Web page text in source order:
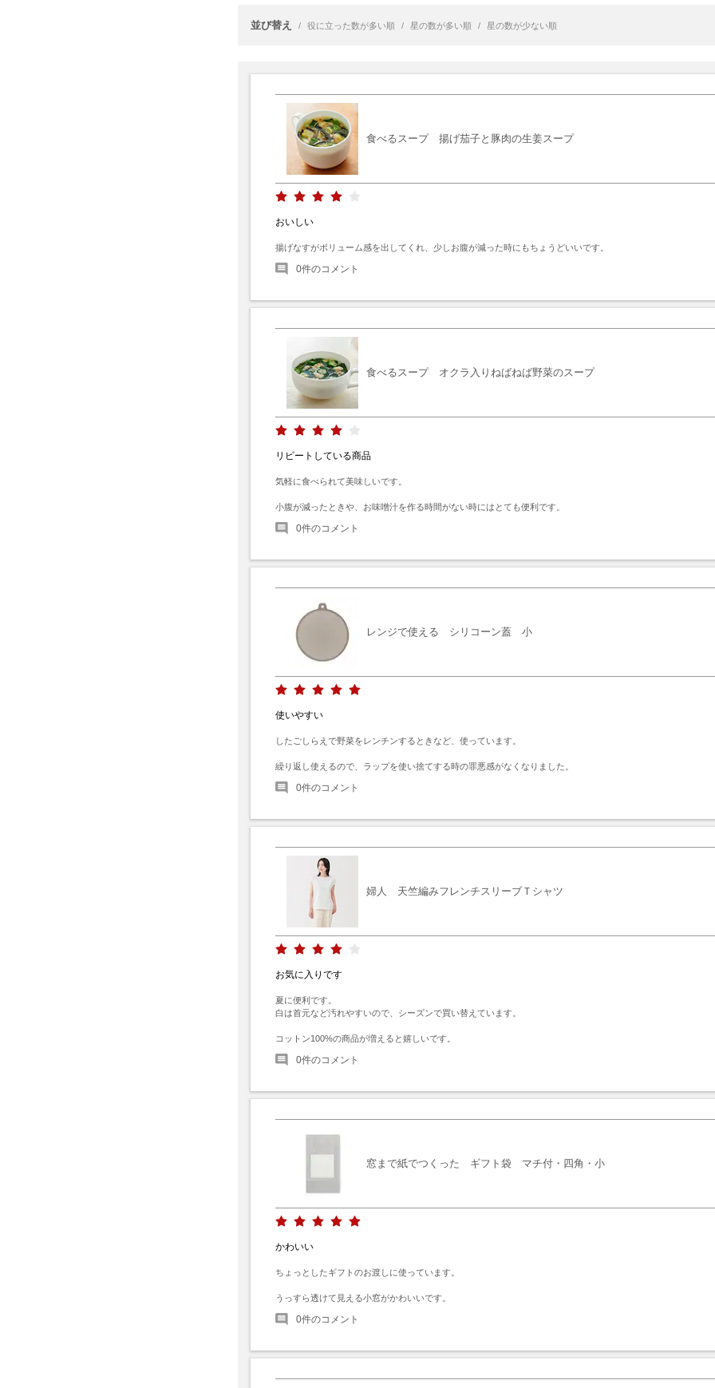
並び替え / 役に立った数が多い順 / 星の数が多い順 / 星の数が少ない順
食べるスープ 揚げ茄子と豚肉の生姜スープ
おいしい
揚げなすがボリューム感を出してくれ、少しお腹が減った時にもちょうどいいです。
0件のコメント
食べるスープ オクラ入りねばねば野菜のスープ
リピートしている商品
気軽に食べられて美味しいです。
小腹が減ったときや、お味噌汁を作る時間がない時にはとても便利です。
0件のコメント
レンジで使える シリコーン蓋 小
使いやすい
したごしらえで野菜をレンチンするときなど、使っています。
繰り返し使えるので、ラップを使い捨てする時の罪悪感がなくなりました。
0件のコメント
婦人 天竺編みフレンチスリーブＴシャツ
お気に入りです
夏に便利です。
白は首元など汚れやすいので、シーズンで買い替えています。
コットン100%の商品が増えると嬉しいです。
0件のコメント
窓まで紙でつくった ギフト袋 マチ付・四角・小
かわいい
ちょっとしたギフトのお渡しに使っています。
うっすら透けて見える小窓がかわいいです。
0件のコメント